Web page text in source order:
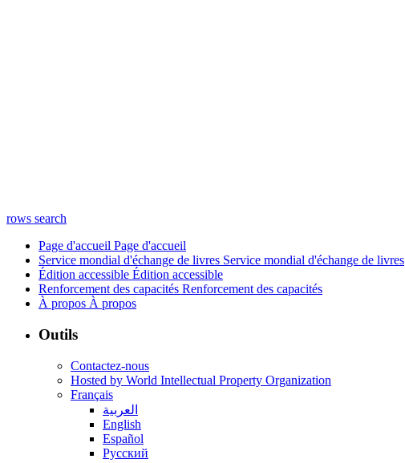
rows search
Page d'accueil Page d'accueil
Service mondial d'échange de livres Service mondial d'échange de livres
Édition accessible Édition accessible
Renforcement des capacités Renforcement des capacités
À propos À propos
Outils
Contactez-nous
Hosted by World Intellectual Property Organization
Français
العربية
English
Español
Русский